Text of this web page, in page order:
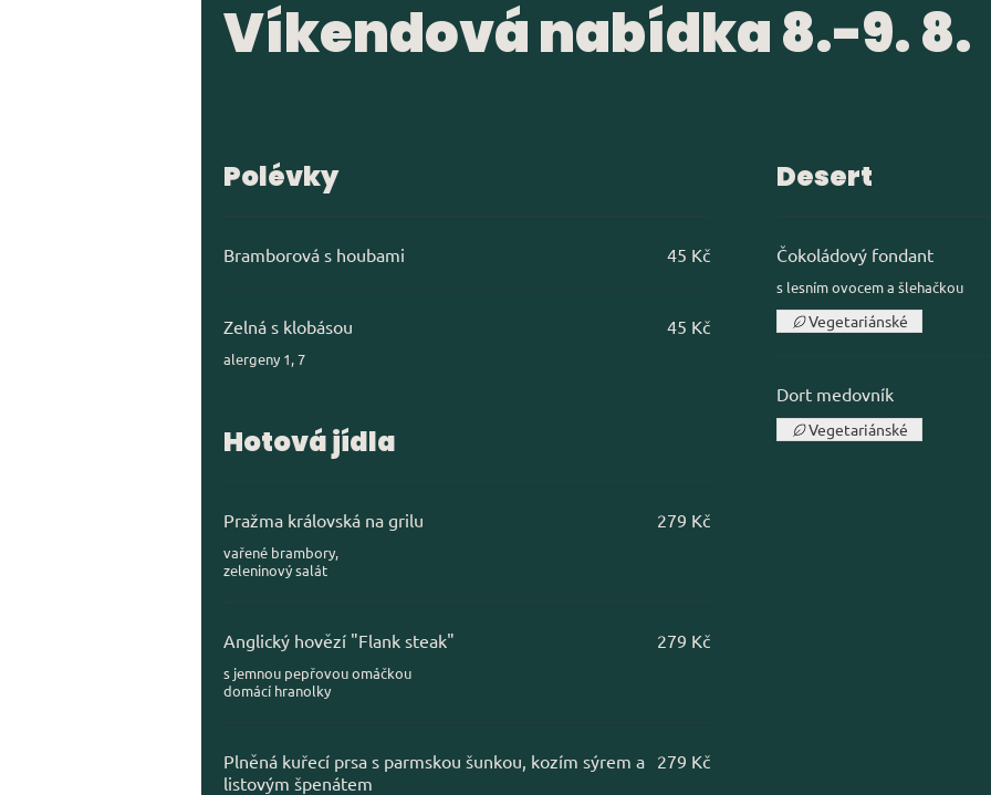
Víkendová nabídka 8.-9. 8.
Polévky
Bramborová s houbami 45 Kč
Zelná s klobásou
alergeny 1, 7
45 Kč
Hotová jídla
Pražma královská na grilu
vařené brambory,
zeleninový salát
279 Kč
Anglický hovězí "Flank steak"
s jemnou pepřovou omáčkou
domácí hranolky
279 Kč
Plněná kuřecí prsa s parmskou šunkou, kozím sýrem a
listovým špenátem
279 Kč
Desert
Čokoládový fondant
s lesním ovocem a šlehačkou
Vegetariánské
Dort medovník
Vegetariánské